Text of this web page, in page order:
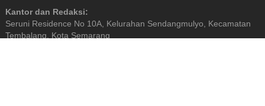
Kantor dan Redaksi:
Seruni Residence No 10A, Kelurahan Sendangmulyo, Kecamatan
Tembalang, Kota Semarang